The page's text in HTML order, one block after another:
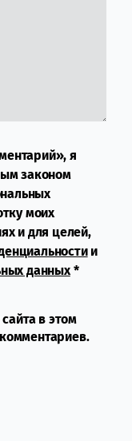
я
законом
моих
и для целей,
и
данных*
в этом